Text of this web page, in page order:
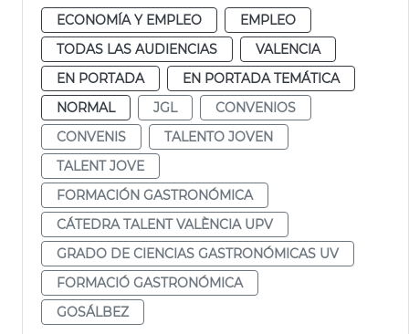
ECONOMÍA Y EMPLEO
EMPLEO
TODAS LAS AUDIENCIAS
VALENCIA
EN PORTADA
EN PORTADA TEMÁTICA
NORMAL
JGL
CONVENIOS
CONVENIS
TALENTO JOVEN
TALENT JOVE
FORMACIÓN GASTRONÓMICA
CÁTEDRA TALENT VALÈNCIA UPV
GRADO DE CIENCIAS GASTRONÓMICAS UV
FORMACIÓ GASTRONÓMICA
GOSÁLBEZ